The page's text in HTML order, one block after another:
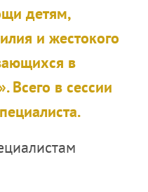
детям,
и жестокого
в
в сессии